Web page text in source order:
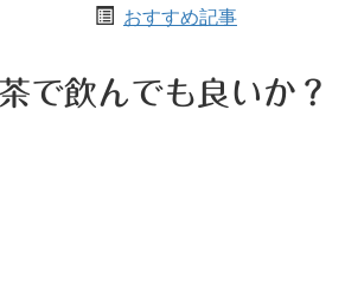
おすすめ記事
で飲んでも良いか？